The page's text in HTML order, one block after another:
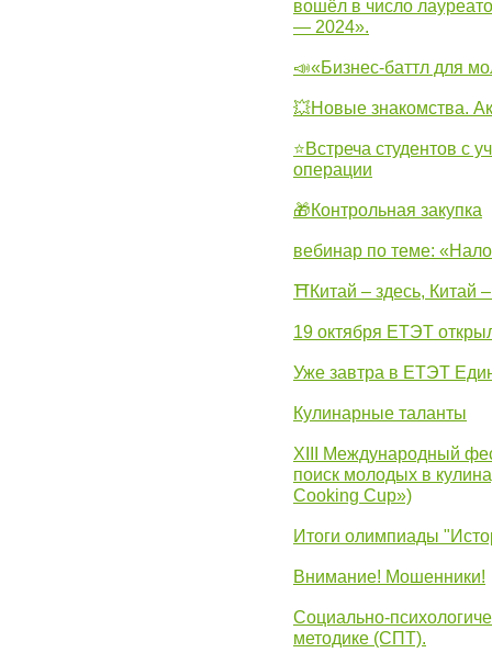
вошёл в число
— 2024».
📣«Бизнес-баттл для
💥Новые знакомства.
⭐Встреча студентов с
операции
🎁Контрольная закупка
вебинар по теме:
⛩Китай – здесь, Китай
19 октября ЕТЭТ
Уже завтра в ЕТЭТ
Кулинарные таланты
XIII Международный
поиск молодых в
Cooking Cup»)
Итоги олимпиады
Внимание! Мошенники!
Социально-
методике (СПТ).